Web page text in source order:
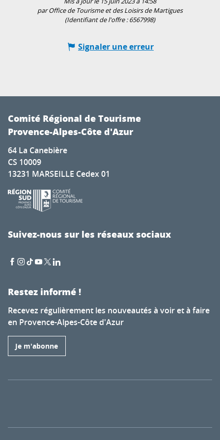
par Office de Tourisme et des Loisirs de Martigues
(Identifiant de l'offre :6567998)
Signaler une erreur
Comité Régional de Tourisme
Provence-Alpes-Côte d'Azur
64 La Canebière
CS 10009
13231 MARSEILLE Cedex 01
Suivez-nous sur les réseaux sociaux
Restez informé !
Recevez régulièrement les nouveautés à voir et à faire
en Provence-Alpes-Côte d'Azur
Je m'abonne